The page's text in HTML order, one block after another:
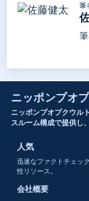
筆
ニッポンプオ
ニッポンプオプクウル
スルーム構成で提供し
人気
迅速なファクトチェッ
性リソース。
会社概要